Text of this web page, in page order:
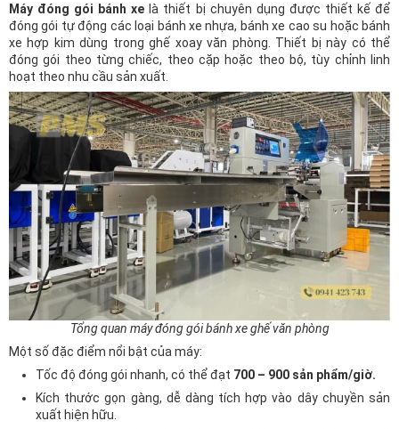
Máy đóng gói bánh xe là thiết bị chuyên dụng được thiết kế để
đóng gói tự động các loại bánh xe nhựa, bánh xe cao su hoặc bánh
xe hợp kim dùng trong ghế xoay văn phòng. Thiết bị này có thể
đóng gói theo từng chiếc, theo cặp hoặc theo bộ, tùy chỉnh linh
hoạt theo nhu cầu sản xuất.
Tổng quan máy đóng gói bánh xe ghế văn phòng
Một số đặc điểm nổi bật của máy:
Tốc độ đóng gói nhanh, có thể đạt 700 – 900 sản phẩm/giờ.
Kích thước gọn gàng, dễ dàng tích hợp vào dây chuyền sản
xuất hiện hữu.